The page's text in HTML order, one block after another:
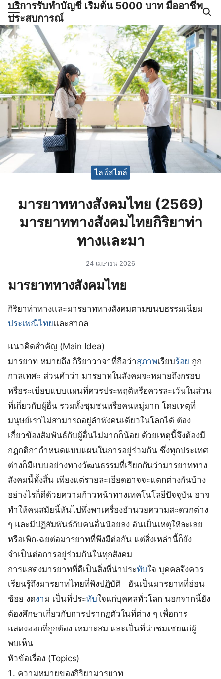
Skip
content
บริการรับทำบัญชี เริ่มต้น 5000 บาท มืออาชีพ
ประสบการณ์
ญชีและภาษีครบวงจร |
Search
for:
ไลฟ์สไตล์
มารยาททางสังคมไทย (2569)
มารยาททางสังคมไทยกิริยาท่า
ทางเเละมา
24 เมษายน 2026
มารยาททางสังคมไทย
กิริยาท่าทางเเละมารยาททางสังคมตามขนบธรรมเนียม
ประเพณีไทยเเละสากล
แนวคิดสำคัญ (Main Idea)
มารยาท หมายถึง กิริยาวาจาที่ถือว่าสุภาพเรียบร้อย ถูก
กาลเทศะ ส่วนคำว่า มารยาทในสังคมจะหมายถึงกรอบ
หรือระเบียบแบบแผนที่ควรประพฤติหรือควรละเว้นในส่วน
ที่เกี่ยวกับผู้อื่น รวมทั้งชุมชนหรือคนหมู่มาก โดยเหตุที่
มนุษย์เราไม่สามารถอยู่ลำพังคนเดียวในโลกได้ ต้อง
เกี่ยวข้องสัมพันธ์กับผู้อื่นไม่มากก็น้อย ด้วยเหตุนี้จึงต้องมี
กฎกติกากำหนดแบบแผนในการอยู่ร่วมกัน ซึ่งทุกประเทศ
ต่างก็มีแบบอย่างทางวัฒนธรรมที่เรียกกันว่ามารยาททาง
สังคมนี้ทั้งสิ้น เพียงแต่รายละเอียดอาจจะแตกต่างกันบ้าง
อย่างไรก็ดีด้วยความก้าวหน้าทางเทคโนโลยีปัจจุบัน อาจ
ทำให้คนสมัยนี้หันไปพึ่งพาเครื่องอำนวยความสะดวกต่าง
ๆ และมีปฏิสัมพันธ์กับคนอื่นน้อยลง อันเป็นเหตุให้ละเลย
หรือเพิกเฉยต่อมารยาทที่พึงมีต่อกัน แต่สิ่งเหล่านี้ก็ยัง
จำเป็นต่อการอยู่ร่วมกันในทุกสังคม
การแสดงมารยาทที่ดีเป็นสิ่งที่น่าประทับใจ บุคคลจึงควร
เรียนรู้ถึงมารยาทไทยที่พึงปฏิบัติ อันเป็นมารยาทที่อ่อน
ช้อย งดงาม เป็นที่ประทับใจแก่บุคคลทั่วโลก นอกจากนี้ยัง
ต้องศึกษาเกี่ยวกับการปรากฏตัวในที่ต่าง ๆ เพื่อการ
แสดงออกที่ถูกต้อง เหมาะสม และเป็นที่น่าชมเชยแก่ผู้
พบเห็น
หัวข้อเรื่อง (Topics)
ความหมายของกิริยามารยาท